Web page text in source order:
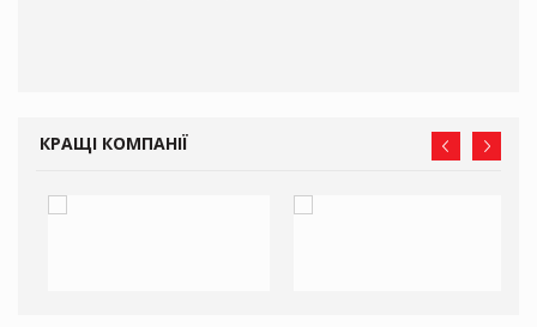
КРАЩІ КОМПАНІЇ